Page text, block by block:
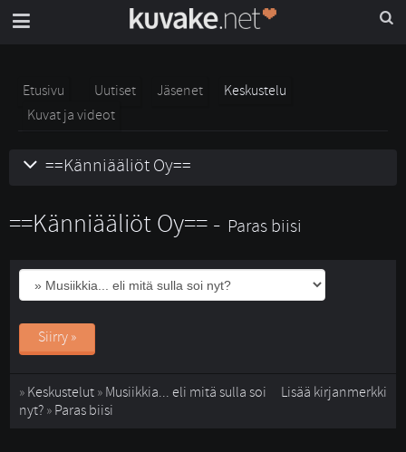
Etusivu Uutiset Jäsenet
Keskustelu
Kuvat ja videot
==Känniääliöt Oy==
==Känniääliöt Oy== - Paras biisi
Siirry »
Lisää kirjanmerkki
» Keskustelut » Musiikkia... eli mitä sulla soi
nyt? » Paras biisi